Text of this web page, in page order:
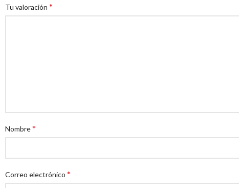
Tu valoración *
Nombre*
Correo electrónico *